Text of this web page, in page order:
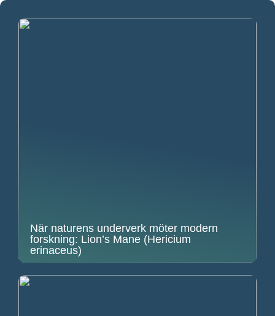
När naturens underverk möter modern
forskning: Lion’s Mane (Hericium
erinaceus)